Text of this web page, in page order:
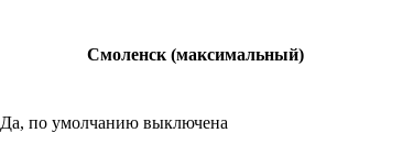
Смоленск (максимальный)
Да, по умолчанию выключена